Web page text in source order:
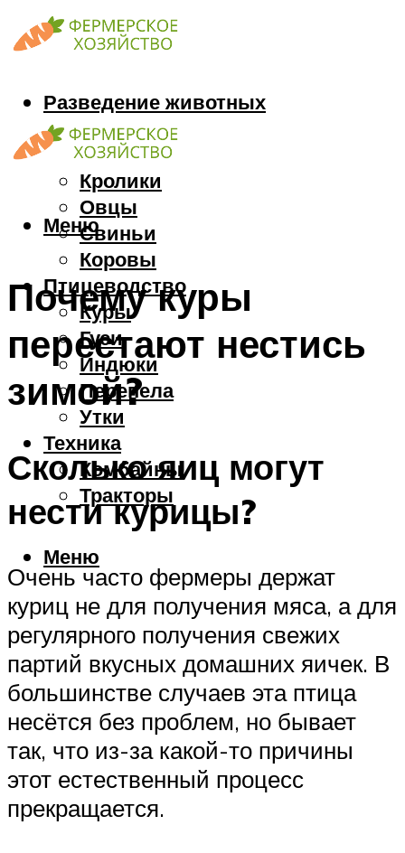
Разведение животных
Козы
Кони
Кролики
Овцы
Свиньи
Коровы
Птицеводство
Куры
Гуси
Индюки
Перепела
Утки
Техника
Комбайны
Тракторы
Меню
Меню
Почему куры
перестают нестись
зимой?
Сколько яиц могут
нести курицы?
Очень часто фермеры держат
куриц не для получения мяса, а для
регулярного получения свежих
партий вкусных домашних яичек. В
большинстве случаев эта птица
несётся без проблем, но бывает
так, что из-за какой-то причины
этот естественный процесс
прекращается.